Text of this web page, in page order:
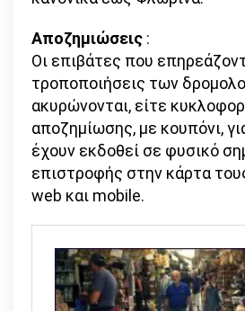
Αποζημιώσεις :
Οι επιβάτες που
τροποποιήσεις των
ακυρώνονται, είτε
αποζημίωσης, με κουπόνι,
έχουν εκδοθεί σε φυσικό
επιστροφής στην κάρτα
web και mobile.